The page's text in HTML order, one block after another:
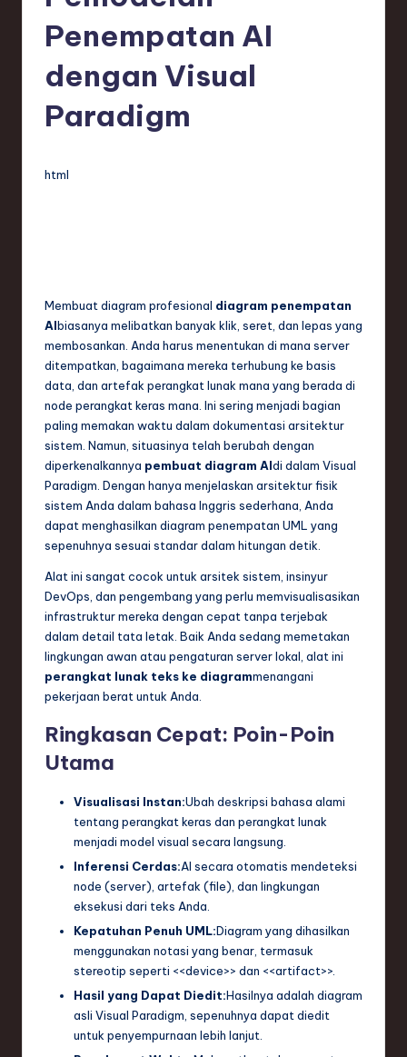
si
T
d
in
S
w
Penempatan AI
dengan Visual
Paradigm
html
Membuat diagram profesional diagram penempatan
AIbiasanya melibatkan banyak klik, seret, dan lepas yang
membosankan. Anda harus menentukan di mana server
ditempatkan, bagaimana mereka terhubung ke basis
data, dan artefak perangkat lunak mana yang berada di
node perangkat keras mana. Ini sering menjadi bagian
paling memakan waktu dalam dokumentasi arsitektur
sistem. Namun, situasinya telah berubah dengan
diperkenalkannya pembuat diagram AIdi dalam Visual
Paradigm. Dengan hanya menjelaskan arsitektur fisik
sistem Anda dalam bahasa Inggris sederhana, Anda
dapat menghasilkan diagram penempatan UML yang
sepenuhnya sesuai standar dalam hitungan detik.
Alat ini sangat cocok untuk arsitek sistem, insinyur
DevOps, dan pengembang yang perlu memvisualisasikan
infrastruktur mereka dengan cepat tanpa terjebak
dalam detail tata letak. Baik Anda sedang memetakan
lingkungan awan atau pengaturan server lokal, alat ini
perangkat lunak teks ke diagrammenangani
pekerjaan berat untuk Anda.
Ringkasan Cepat: Poin-Poin
Utama
Visualisasi Instan:Ubah deskripsi bahasa alami
tentang perangkat keras dan perangkat lunak
menjadi model visual secara langsung.
Inferensi Cerdas:AI secara otomatis mendeteksi
node (server), artefak (file), dan lingkungan
eksekusi dari teks Anda.
Kepatuhan Penuh UML:Diagram yang dihasilkan
menggunakan notasi yang benar, termasuk
stereotip seperti <<device>> dan <<artifact>>.
Hasil yang Dapat Diedit:Hasilnya adalah diagram
asli Visual Paradigm, sepenuhnya dapat diedit
untuk penyempurnaan lebih lanjut.